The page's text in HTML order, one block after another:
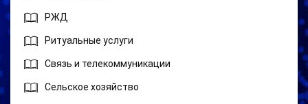
РЖД
Ритуальные услуги
Связь и телекоммуникации
Сельское хозяйство